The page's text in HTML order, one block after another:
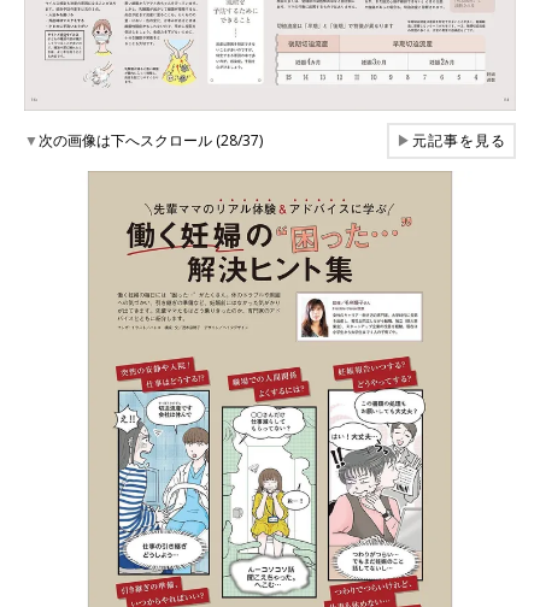
▼次の画像は下へスクロール (28/37) ▶元記事を見る